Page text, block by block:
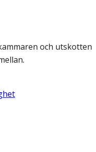
och utskotten